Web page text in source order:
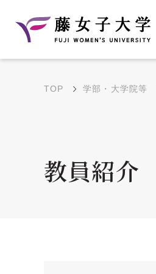
学部・学科の教育目的
大学院の教育目的
TOP 学部・大学院等
教員紹介